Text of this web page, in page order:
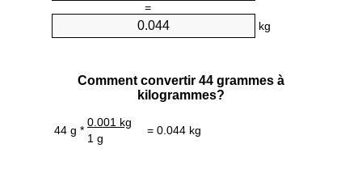
=
kg
Comment convertir 44 grammes à
kilogrammes?
44 g *
0.001 kg
= 0.044 kg
1 g